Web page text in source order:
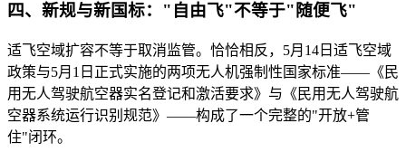
四、新规与新国标："自由飞"不等于"随便飞"
适飞空域扩容不等于取消监管。恰恰相反，5月14日适飞空域
政策与5月1日正式实施的两项无人机强制性国家标准——《民
用无人驾驶航空器实名登记和激活要求》与《民用无人驾驶航
空器系统运行识别规范》——构成了一个完整的"开放+管
住"闭环。